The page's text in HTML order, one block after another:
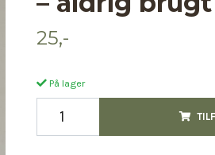
25,-
På lager